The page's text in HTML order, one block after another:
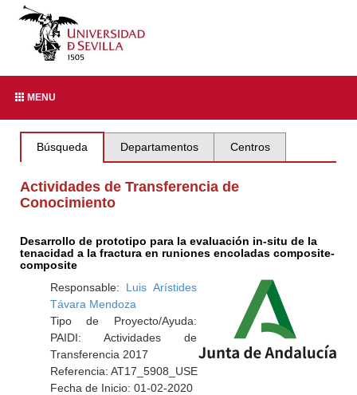
MENU
Búsqueda Departamentos Centros
Actividades de Transferencia de
Conocimiento
Desarrollo de prototipo para la evaluación in-situ de la
tenacidad a la fractura en runiones encoladas composite-
composite
Responsable: Luis Arístides
Távara Mendoza
Tipo de Proyecto/Ayuda:
PAIDI: Actividades de
Transferencia 2017
Referencia: AT17_5908_USE
Fecha de Inicio: 01-02-2020